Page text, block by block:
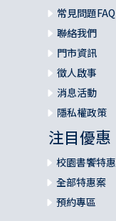
常見問題FAQ
聯絡我們
門市資訊
徵人啟事
消息活動
隱私權政策
注目優惠
校園書饗特惠
全部特惠案
預約專區